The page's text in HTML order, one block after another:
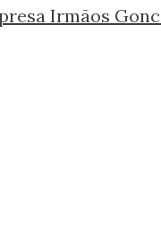
Irmãos